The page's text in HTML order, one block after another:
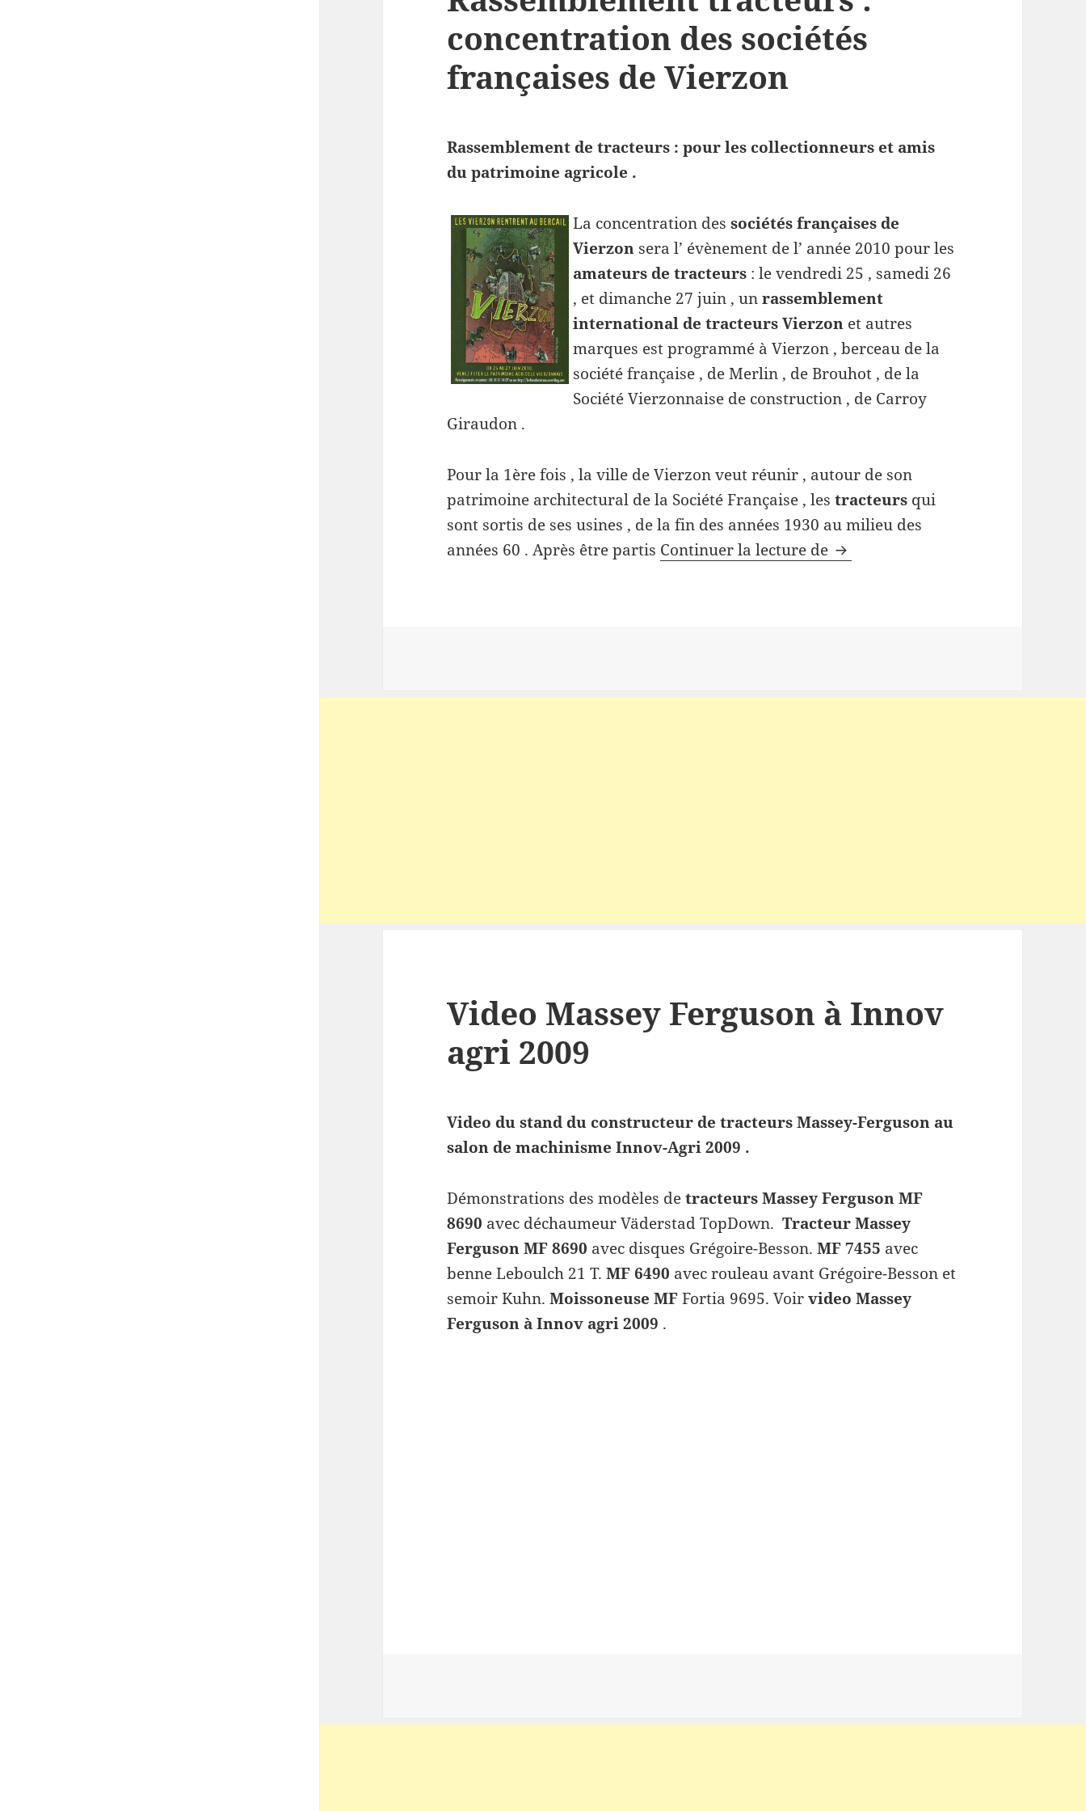
concentration des sociétés
françaises de Vierzon
Rassemblement de tracteurs : pour les collectionneurs et amis
du patrimoine agricole .
La concentration dessociétés françaises de
Vierzon sera l’ évènement de l’ année 2010 pour les
amateurs de tracteurs : le vendredi 25 , samedi 26
, et dimanche 27 juin , unrassemblement
international de tracteurs Vierzon et autres
marques est programmé à Vierzon , berceau de la
société française , de Merlin , de Brouhot , de la
Société Vierzonnaise de construction , de Carroy
Giraudon .
Pour la 1ère fois , la ville de Vierzon veut réunir , autour de son
patrimoine architectural de la Société Française , lestracteurs qui
sont sortis de ses usines , de la fin des années 1930 au milieu des
années 60 . Après être partis Continuer la lecture de Rassemblement tracteurs :
Video Massey Ferguson à Innov
agri 2009
Video du stand du constructeur de tracteurs Massey-Ferguson au
salon de machinisme Innov-Agri 2009 .
Démonstrations des modèles detracteurs Massey Ferguson MF
8690 avec déchaumeur Väderstad TopDown.Tracteur Massey
Ferguson MF 8690 avec disques Grégoire-Besson.MF 7455 avec
benne Leboulch 21 T.MF 6490 avec rouleau avant Grégoire-Besson et
semoir Kuhn.Moissoneuse MFFortia 9695. Voirvideo Massey
Ferguson à Innov agri 2009 .